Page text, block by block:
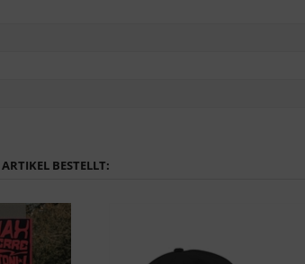
BESTELLT: